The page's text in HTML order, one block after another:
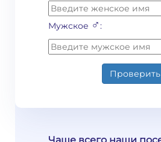
Мужское ♂:
Проверить